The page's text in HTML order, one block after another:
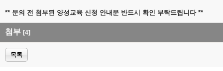
** 문의 전 첨부된 양성교육 신청 안내문 반드시 확인 부탁드립니다 **
첨부 [4]
목록